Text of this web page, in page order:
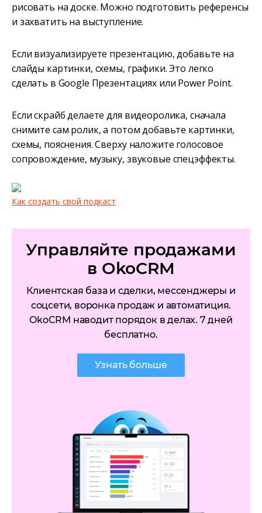
рисовать на доске. Можно подготовить референсы
и захватить на выступление.
Если визуализируете презентацию, добавьте на
слайды картинки, схемы, графики. Это легко
сделать в Google Презентациях или Power Point.
Если скрайб делаете для видеоролика, сначала
снимите сам ролик, а потом добавьте картинки,
схемы, пояснения. Сверху наложите голосовое
сопровождение, музыку, звуковые спецэффекты.
Как создать свой подкаст
Управляйте продажами
в OkoCRM
Клиентская база и сделки, мессенджеры и
соцсети, воронка продаж и автоматиция.
OkoCRM наводит порядок в делах. 7 дней
бесплатно.
Узнать больше